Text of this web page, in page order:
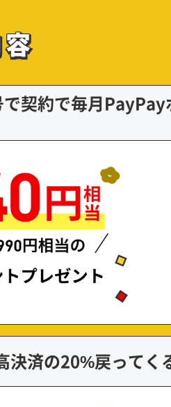
契約で毎月PayPay
済の20%戻ってく